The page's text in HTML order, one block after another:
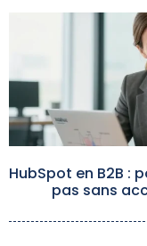
HubSpot en B2B :
pas sans